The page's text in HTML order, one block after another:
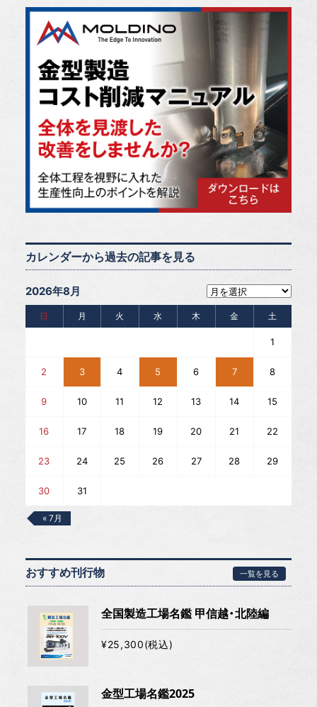
カレンダーから過去の記事を見る
2026年8月
日 月 火 水 木 金 土
1
2 3 4 5 6 7 8
9 10 11 12 13 14 15
16 17 18 19 20 21 22
23 24 25 26 27 28 29
30 31
« 7月
おすすめ刊行物 一覧を見る
全国製造工場名鑑 甲信越・北陸編
¥25,300(税込)
金型工場名鑑2025